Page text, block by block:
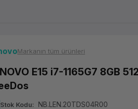
Markanın tüm ürünleri
E15 i7-1165G7 8GB
Stok Kodu NB.LEN.20TDS04R00